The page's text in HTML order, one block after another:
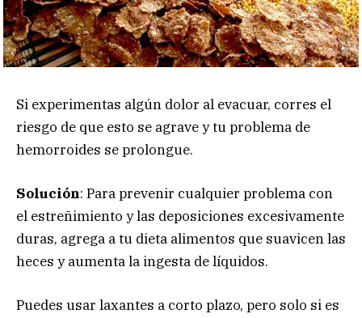
Si experimentas algún dolor al evacuar, corres el
riesgo de que esto se agrave y tu problema de
hemorroides se prolongue.
Solución: Para prevenir cualquier problema con
el estreñimiento y las deposiciones excesivamente
duras, agrega a tu dieta alimentos que suavicen las
heces y aumenta la ingesta de líquidos.
Puedes usar laxantes a corto plazo, pero solo si es